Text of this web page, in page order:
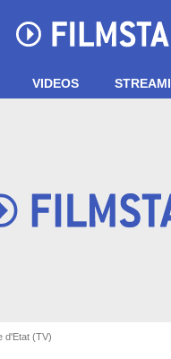
VIDEOS
d'Etat (TV)